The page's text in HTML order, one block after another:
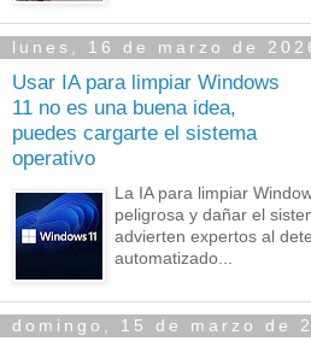
lunes, 16 de marzo de
Usar IA para limpiar Windows
11 no es una buena idea,
puedes cargarte el sistema
operativo
La IA para limpiar
peligrosa y dañar el
advierten expertos al
automatizado...
domingo, 15 de marzo de